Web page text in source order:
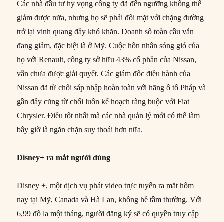
Các nhà đầu tư hy vọng công ty đã đến ngưỡng không thể
giảm được nữa, nhưng họ sẽ phải đối mặt với chặng đường
trở lại vinh quang đầy khó khăn. Doanh số toàn cầu vẫn
đang giảm, đặc biệt là ở Mỹ. Cuộc hôn nhân sóng gió của
họ với Renault, công ty sở hữu 43% cổ phần của Nissan,
vẫn chưa được giải quyết. Các giám đốc điều hành của
Nissan đã từ chối sáp nhập hoàn toàn với hãng ô tô Pháp và
gần đây cũng từ chối luôn kế hoạch ràng buộc với Fiat
Chrysler. Điều tốt nhất mà các nhà quản lý mới có thể làm
bây giờ là ngăn chặn suy thoái hơn nữa.
Disney+ ra mắt người dùng
Disney +, một dịch vụ phát video trực tuyến ra mắt hôm
nay tại Mỹ, Canada và Hà Lan, không hề tầm thường. Với
6,99 đô la một tháng, người đăng ký sẽ có quyền truy cập